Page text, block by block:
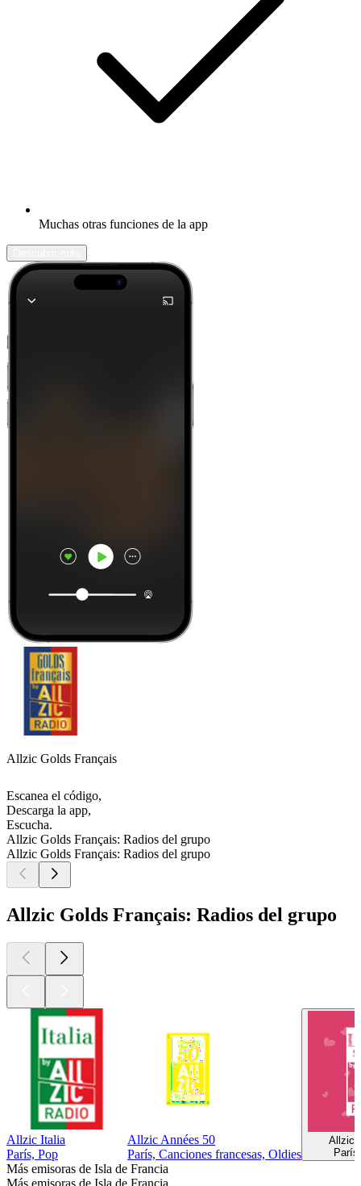
Muchas otras funciones de la app
Allzic Golds Français
Escanea el código,
Descarga la app,
Escucha.
Allzic Golds Français: Radios del grupo
Allzic Golds Français: Radios del grupo
Allzic Golds Français: Radios del grupo
Allzic Italia
París, Pop
Allzic Années 50
París, Canciones francesas, Oldies
Allzic
Más emisoras de Isla de Francia
Más emisoras de Isla de Francia